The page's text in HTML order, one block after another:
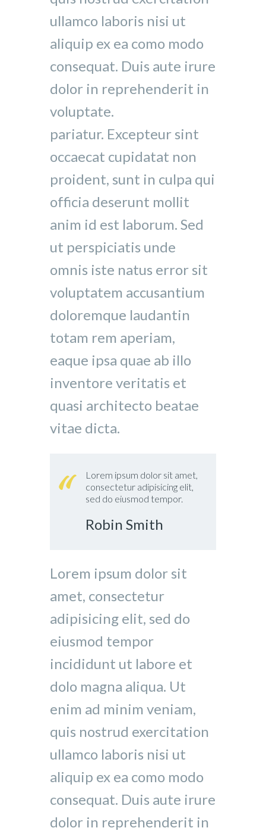
ullamco laboris nisi ut
aliquip ex ea como modo
consequat. Duis aute irure
dolor in reprehenderit in
voluptate.
pariatur. Excepteur sint
occaecat cupidatat non
proident, sunt in culpa qui
officia deserunt mollit
anim id est laborum. Sed
ut perspiciatis unde
omnis iste natus error sit
voluptatem accusantium
doloremque laudantin
totam rem aperiam,
eaque ipsa quae ab illo
inventore veritatis et
quasi architecto beatae
vitae dicta.
Lorem ipsum dolor sit amet,
consectetur adipisicing elit,
sed do eiusmod tempor.
Robin Smith
Lorem ipsum dolor sit
amet, consectetur
adipisicing elit, sed do
eiusmod tempor
incididunt ut labore et
dolo magna aliqua. Ut
enim ad minim veniam,
quis nostrud exercitation
ullamco laboris nisi ut
aliquip ex ea como modo
consequat. Duis aute irure
dolor in reprehenderit in